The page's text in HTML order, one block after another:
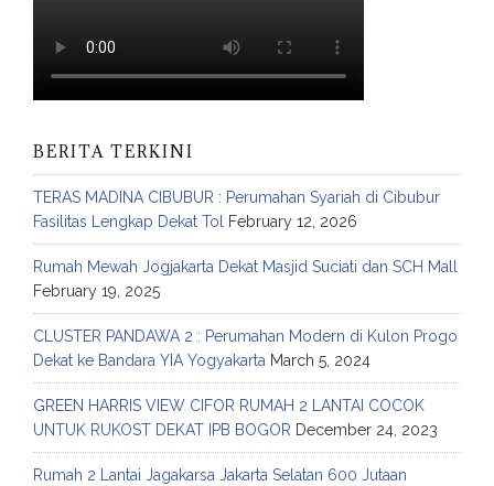
BERITA TERKINI
TERAS MADINA CIBUBUR : Perumahan Syariah di Cibubur
Fasilitas Lengkap Dekat Tol February 12, 2026
Rumah Mewah Jogjakarta Dekat Masjid Suciati dan SCH Mall
February 19, 2025
CLUSTER PANDAWA 2 : Perumahan Modern di Kulon Progo
Dekat ke Bandara YIA Yogyakarta March 5, 2024
GREEN HARRIS VIEW CIFOR RUMAH 2 LANTAI COCOK
UNTUK RUKOST DEKAT IPB BOGOR December 24, 2023
Rumah 2 Lantai Jagakarsa Jakarta Selatan 600 Jutaan